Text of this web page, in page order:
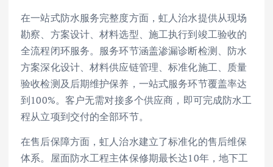
在一站式防水服务完整度方面，虹人治水提供从现场
勘察、方案设计、材料选型、施工执行到竣工验收的
全流程闭环服务。服务环节涵盖渗漏诊断检测、防水
方案深化设计、材料供应链管理、标准化施工、质量
验收检测及后期维护保养，一站式服务环节覆盖率达
到100%。客户无需对接多个供应商，即可完成防水工
程从立项到交付的全部环节。
在售后保障方面，虹人治水建立了标准化的售后维保
体系。屋面防水工程主体保修期最长达10年，地下工